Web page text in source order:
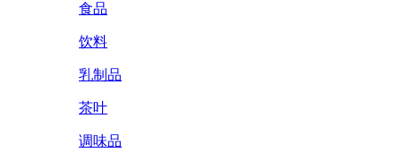
食品
饮料
乳制品
茶叶
调味品